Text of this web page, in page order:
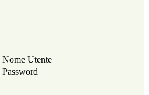
Nome Utente
Password